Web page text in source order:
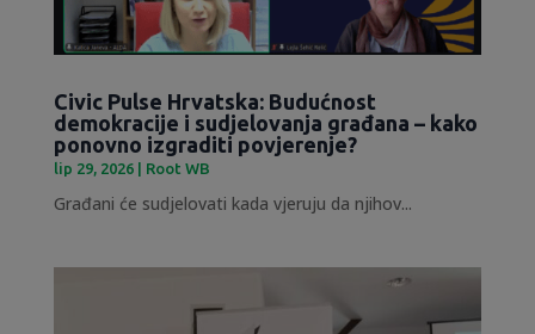
Civic Pulse Hrvatska: Budućnost
demokracije i sudjelovanja građana – kako
ponovno izgraditi povjerenje?
lip 29, 2026| Root WB
Građani će sudjelovati kada vjeruju da njihov...